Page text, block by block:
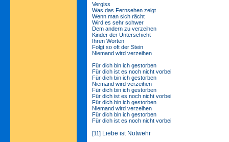
Vergiss
Was das Fernsehen zeigt
Wenn man sich rächt
Wird es sehr schwer
Dem andern zu verzeihen
Kinder der Unterschicht
Ihren Worten
Folgt so oft der Stein
Niemand wird verzeihen
Für dich bin ich gestorben
Für dich ist es noch nicht vorbei
Für dich bin ich gestorben
Niemand wird verzeihen
Für dich bin ich gestorben
Für dich ist es noch nicht vorbei
Für dich bin ich gestorben
Niemand wird verzeihen
Für dich bin ich gestorben
Für dich ist es noch nicht vorbei
[11] Liebe ist Notwehr